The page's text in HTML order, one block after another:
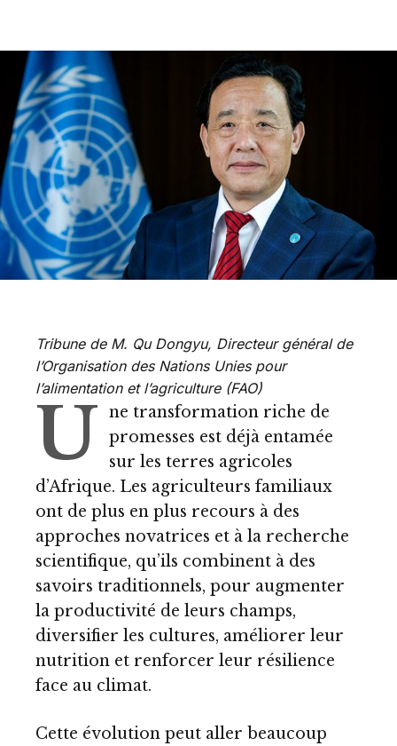
Tribune de M. Qu Dongyu, Directeur général de
l’Organisation des Nations Unies pour
l’alimentation et l’agriculture (FAO)
U ne transformation riche de
promesses est déjà entamée
sur les terres agricoles
d’Afrique. Les agriculteurs familiaux
ont de plus en plus recours à des
approches novatrices et à la recherche
scientifique, qu’ils combinent à des
savoirs traditionnels, pour augmenter
la productivité de leurs champs,
diversifier les cultures, améliorer leur
nutrition et renforcer leur résilience
face au climat.
Cette évolution peut aller beaucoup